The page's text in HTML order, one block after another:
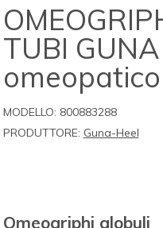
TUBI
omeopatico
MODELLO: 800883288
PRODUTTORE: Guna-Heel
Omeogriphi globuli